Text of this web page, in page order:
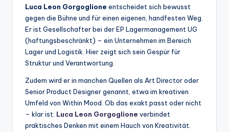
Luca Leon Gorgoglione entscheidet sich bewusst
gegen die Bühne und für einen eigenen, handfesten Weg.
Er ist Gesellschafter bei der EP Lagermanagement UG
(haftungsbeschränkt) – ein Unternehmen im Bereich
Lager und Logistik. Hier zeigt sich sein Gespür für
Struktur und Verantwortung.
Zudem wird er in manchen Quellen als Art Director oder
Senior Product Designer genannt, etwa im kreativen
Umfeld von Within Mood. Ob das exakt passt oder nicht
– klar ist: Luca Leon Gorgoglione verbindet
praktisches Denken mit einem Hauch von Kreativität.